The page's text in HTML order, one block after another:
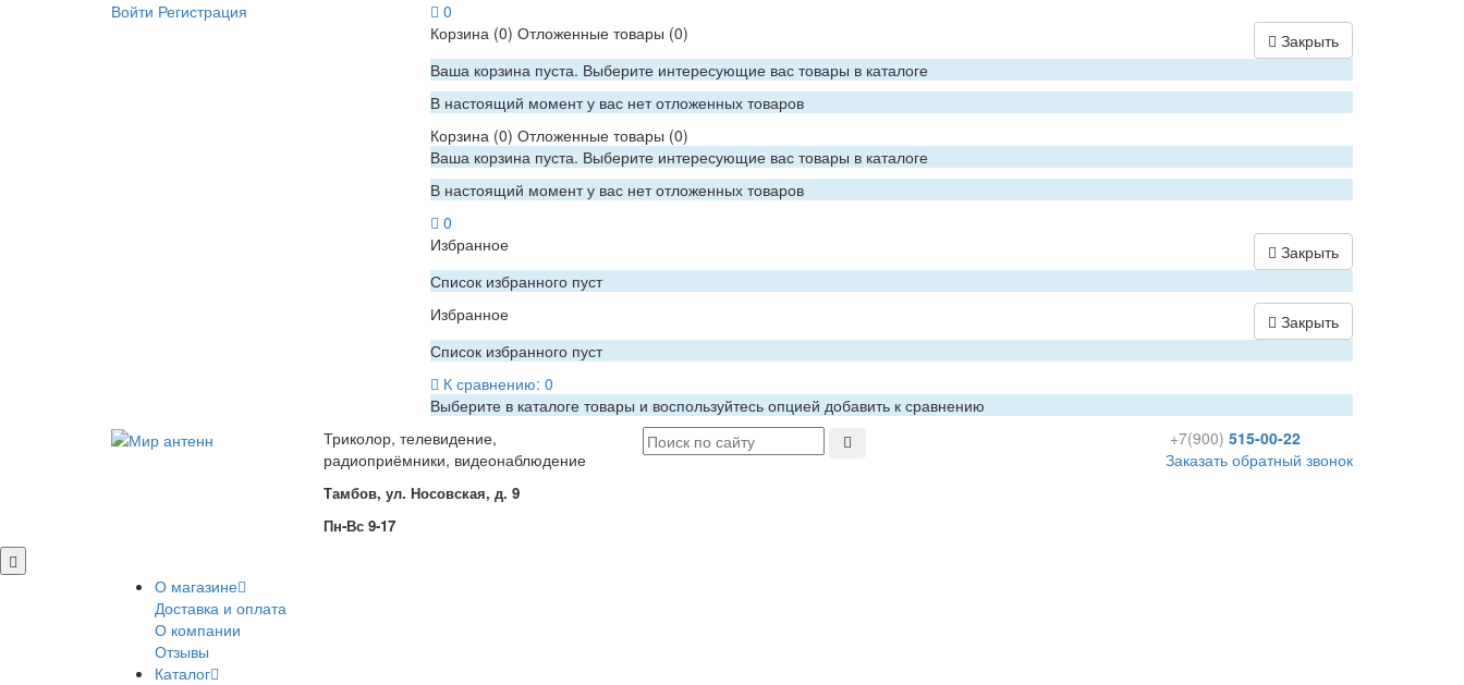
Войти Регистрация
0
Корзина(0) Отложенные товары (0)
Закрыть
Ваша корзина пуста. Выберите интересующие вас товары в каталоге
В настоящий момент у вас нет отложенных товаров
Корзина(0) Отложенные товары (0)
Ваша корзина пуста. Выберите интересующие вас товары в каталоге
В настоящий момент у вас нет отложенных товаров
0
Избранное
Закрыть
Список избранного пуст
Избранное
Закрыть
Список избранного пуст
К сравнению: 0
Выберите в каталоге товары и воспользуйтесь опцией добавить к сравнению
Триколор, телевидение,
радиоприёмники, видеонаблюдение
Тамбов, ул. Носовская, д. 9
Пн-Вс 9-17
+7(900) 515-00-22
Заказать обратный звонок
О магазине
Доставка и оплата
О компании
Отзывы
Каталог